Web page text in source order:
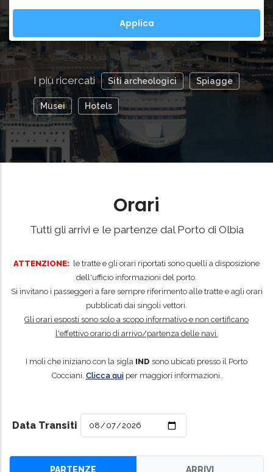
I più ricercati Siti archeologici Spiagge
Musei Hotels
Orari
dell'ufficio informazioni del porto.
pubblicati dai singoli vettori.
Gli orari esposti sono solo a scopo informativo e non certificano
l'effettivo orario di arrivo/partenza delle navi.
I moli che iniziano con la siglaINDsono ubicati presso il Porto
Cocciani.Clicca quiper maggiori informazioni.
Data Transiti
PARTENZE
Scorri orizzontalmente per vedere tutti i dati ←→